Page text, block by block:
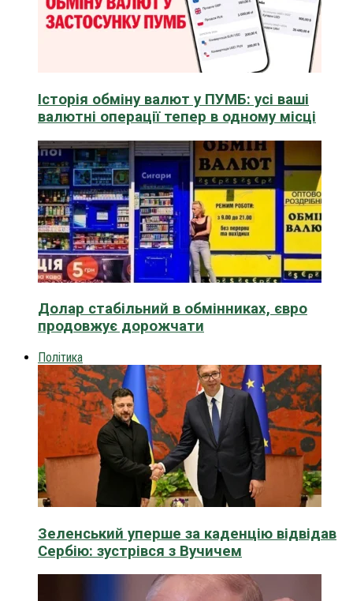
Історія обміну валют у ПУМБ: усі ваші
валютні операції тепер в одному місці
Долар стабільний в обмінниках, євро
продовжує дорожчати
Політика
Зеленський уперше за каденцію відвідав
Сербію: зустрівся з Вучичем